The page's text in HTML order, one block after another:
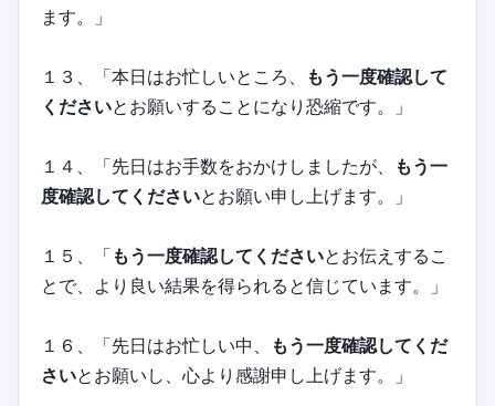
ます。」
１３、「本日はお忙しいところ、
もう一度確認して
くださいとお願いすることになり恐縮です。」
１４、「先日はお手数をおかけしましたが、
もう一
度確認してくださいとお願い申し上げます。」
１５、「 もう一度確認してくださいとお伝えするこ
とで、より良い結果を得られると信じています。」
１６、「先日はお忙しい中、
もう一度確認してくだ
さいとお願いし、心より感謝申し上げます。」